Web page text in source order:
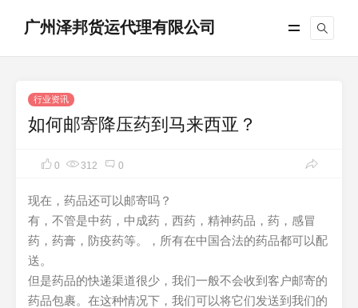
广州泽邦货运代理有限公司
行业资讯
如何邮寄降压药到马来西亚？
0 312 0
现在，药品还可以邮寄吗？
有，不管是中药，中成药，西药，精神药品，药，感冒
药，药膏，防疫药等。，所有在中国合法的药品都可以配
送。
但是药品的快递渠道很少，我们一般不会收到客户邮寄的
药品包裹。在这种情况下，我们可以将它们发送到我们的